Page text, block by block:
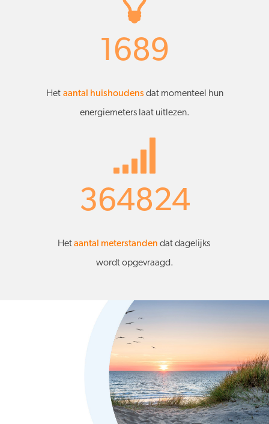
1689
Het aantal huishoudens dat momenteel hun
energiemeters laat uitlezen.
364824
Hetaantal meterstanden dat dagelijks
wordt opgevraagd.